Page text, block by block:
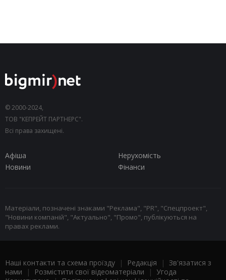
© 2000-2024,
ТОВ "КЕПРЕЙТ ПАРТНЕРС".
Всі права захищені.
Афіша
Нерухомість
Новини
Фінанси
Матеріали, позначені знаками "Реклама", "PR", "Спецпроект",
"Новини компаній", "Актуально", "Промо", публікуються на
правах реклами.
Наші контакти та схема проїзду | Редакція | Зв'язатися з
нами | Розмістити свої відеоматеріали | Угода